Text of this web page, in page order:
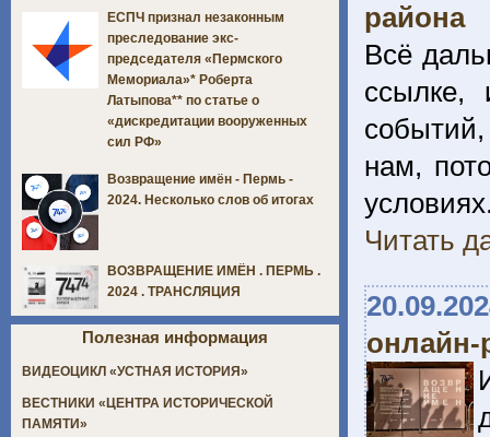
района
Всё
ссылке,
нам,
Читать
ЕСПЧ признал незаконным
преследование экс-
председателя «Пермского
Мемориала»* Роберта
Латыпова** по статье о
«дискредитации вооруженных
сил РФ»
Возвращение имён - Пермь -
2024. Несколько слов об итогах
ВОЗВРАЩЕНИЕ ИМЁН . ПЕРМЬ .
2024 . ТРАНСЛЯЦИЯ
Полезная информация
ВИДЕОЦИКЛ «УСТНАЯ ИСТОРИЯ»
ВЕСТНИКИ «ЦЕНТРА ИСТОРИЧЕСКОЙ
ПАМЯТИ»